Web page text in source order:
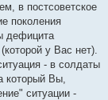
в постсоветское
поколения
дефицита
у Вас нет).
- в солдаты
который Вы,
ситуации -